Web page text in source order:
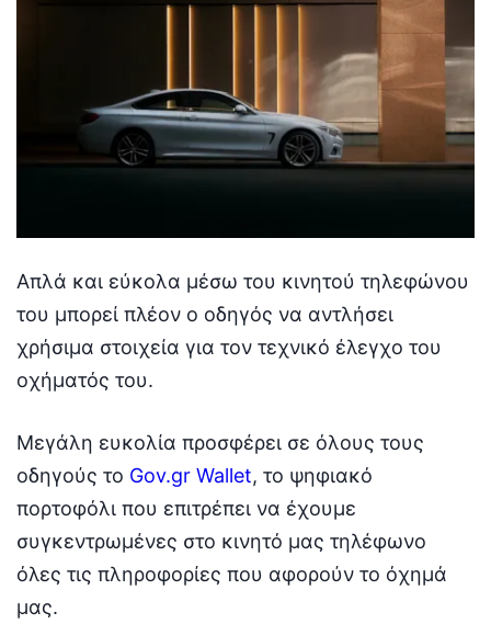
Απλά και εύκολα μέσω του κινητού τηλεφώνου
του μπορεί πλέον ο οδηγός να αντλήσει
χρήσιμα στοιχεία για τον τεχνικό έλεγχο του
οχήματός του.
Μεγάλη ευκολία προσφέρει σε όλους τους
οδηγούς το Gov.gr Wallet, το ψηφιακό
πορτοφόλι που επιτρέπει να έχουμε
συγκεντρωμένες στο κινητό μας τηλέφωνο
όλες τις πληροφορίες που αφορούν το όχημά
μας.